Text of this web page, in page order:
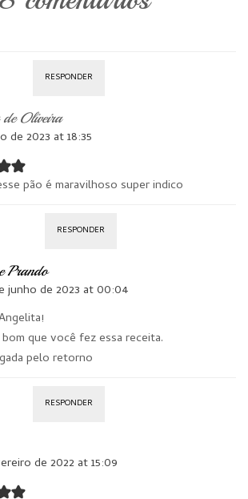
RESPONDER
Oliveira
de 2023 at 18:35
pão é maravilhoso super indico
RESPONDER
Prando
junho de 2023 at 00:04
que você fez essa receita.
pelo retorno
RESPONDER
de 2022 at 15:09